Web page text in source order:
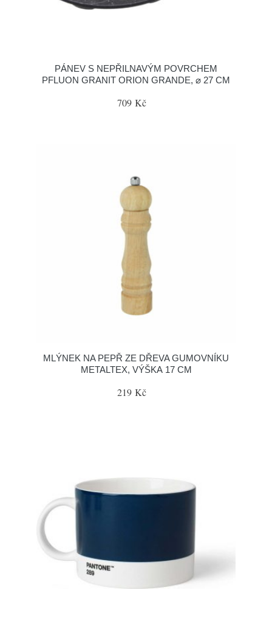
PÁNEV S NEPŘILNAVÝM POVRCHEM
PFLUON GRANIT ORION GRANDE, ⌀ 27 CM
709 Kč
MLÝNEK NA PEPŘ ZE DŘEVA GUMOVNÍKU
METALTEX, VÝŠKA 17 CM
219 Kč